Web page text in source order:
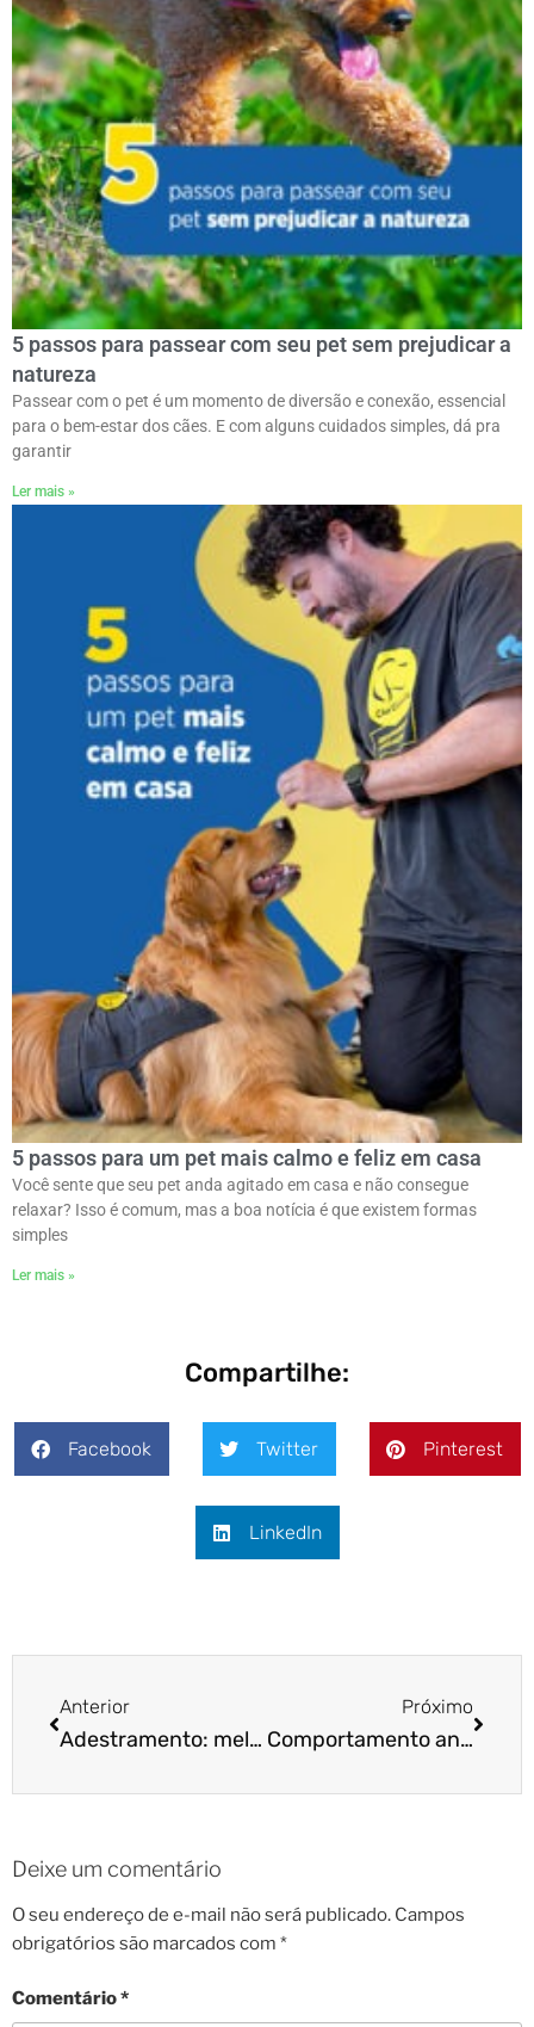
5 passos para passear com seu pet sem prejudicar a
natureza
Passear com o pet é um momento de diversão e conexão, essencial
para o bem-estar dos cães. E com alguns cuidados simples, dá pra
garantir
Ler mais »
5 passos para um pet mais calmo e feliz em casa
Você sente que seu pet anda agitado em casa e não consegue
relaxar? Isso é comum, mas a boa notícia é que existem formas
simples
Ler mais »
Compartilhe:
Facebook Twitter Pinterest
LinkedIn
Anterior
Adestramento: melhore a sua comunicação com o pet!
Próximo
Comportamento animal: agressividade felina
Deixe um comentário
O seu endereço de e-mail não será publicado. Campos
obrigatórios são marcados com *
Comentário*